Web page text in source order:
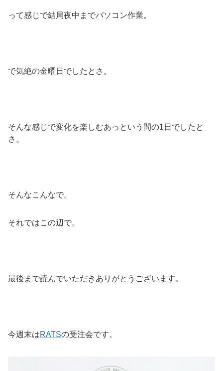
って感じで結局夜中までパソコン作業。
で気絶の金曜日でしたとさ。
そんな感じで変化を楽しむあっという間の1日でしたと
さ。
そんなこんなで。
それではこの辺で。
最後まで読んでいただきありがとうございます。
今週末はRATSの受注会です。